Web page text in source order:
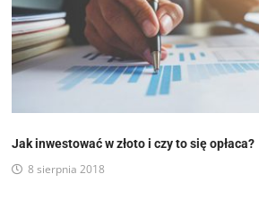
Jak inwestować w złoto i czy to się opłaca?
8 sierpnia 2018